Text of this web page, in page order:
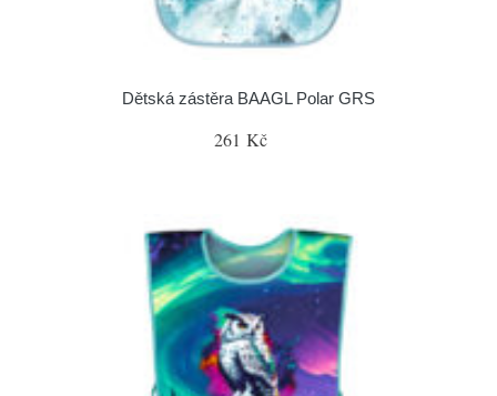
Dětská zástěra BAAGL Polar GRS
261 Kč